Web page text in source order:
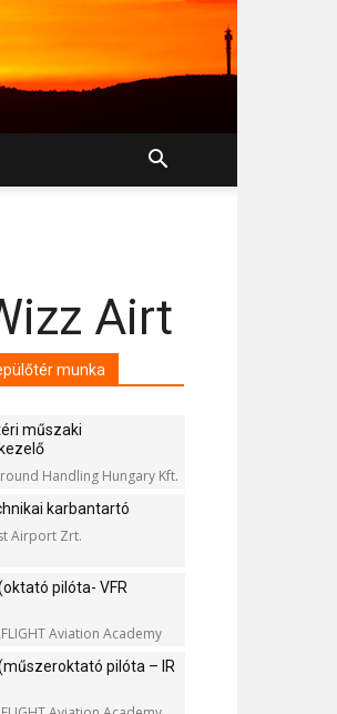
Airt
munka
műszaki
Handling Hungary Kft.
karbantartó
Airport Zrt.
pilóta- VFR
Aviation Academy
pilóta – IR